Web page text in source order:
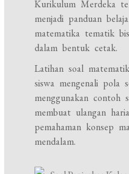
Kurikulum Merdeka
menjadi panduan
matematika tematik
dalam bentuk cetak.
Latihan soal
siswa mengenali pola
menggunakan
membuat ulangan
pemahaman konsep
mendalam.